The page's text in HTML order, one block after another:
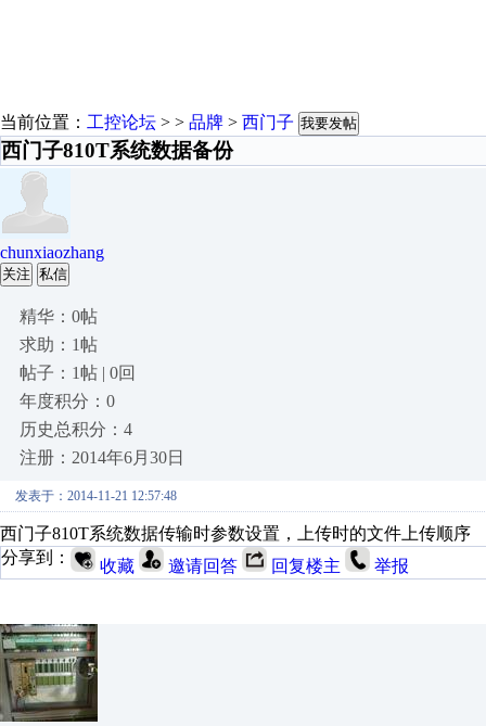
当前位置： 工控论坛 > > 品牌 > 西门子 我要发帖
西门子810T系统数据备份
chunxiaozhang
关注 私信
精华：0帖
求助：1帖
帖子：1帖 | 0回
年度积分：0
历史总积分：4
注册：2014年6月30日
发表于：2014-11-21 12:57:48
西门子810T系统数据传输时参数设置，上传时的文件上传顺序
分享到：
收藏 邀请回答 回复楼主 举报